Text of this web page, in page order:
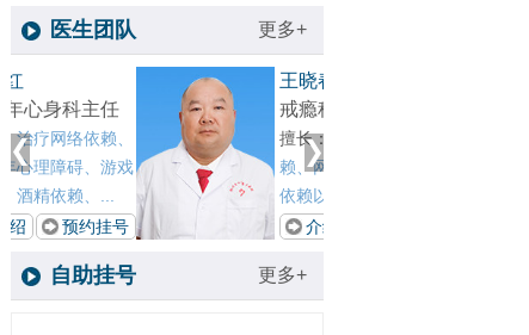
医生团队 更多+
1
2
王晓春
戒瘾科主任
擅长：对各种物质依
赖、网瘾、酒瘾、酒精
依赖以及酒精所致精...
预约挂号
自助挂号 更多+